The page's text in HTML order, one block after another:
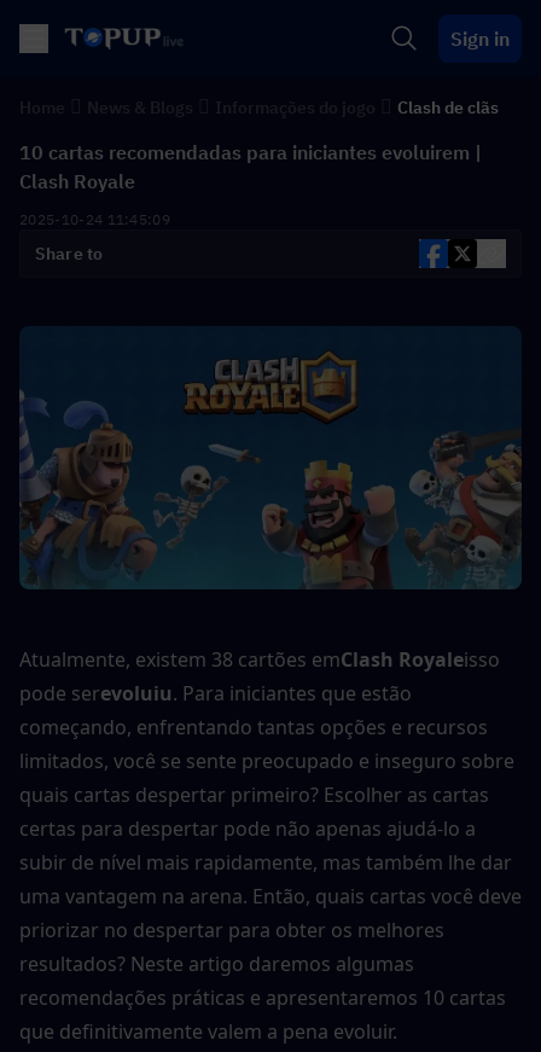
Sign in
Clash de clãs
10 cartas recomendadas para iniciantes evoluirem |
Clash Royale
2025-10-24 11:45:09
Share to
Atualmente, existem 38 cartões emClash Royaleisso
pode serevoluiu. Para iniciantes que estão
começando, enfrentando tantas opções e recursos
limitados, você se sente preocupado e inseguro sobre
quais cartas despertar primeiro? Escolher as cartas
certas para despertar pode não apenas ajudá-lo a
subir de nível mais rapidamente, mas também lhe dar
uma vantagem na arena. Então, quais cartas você deve
priorizar no despertar para obter os melhores
resultados? Neste artigo daremos algumas
recomendações práticas e apresentaremos 10 cartas
que definitivamente valem a pena evoluir.